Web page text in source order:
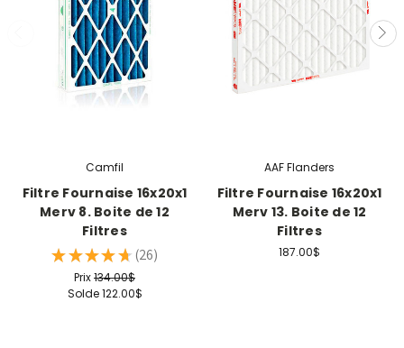
Camfil
Filtre Fournaise 16x20x1
Merv 8. Boite de 12
Filtres
★ ★ ★ ★ ★ 26
26
Prix134.00$
Solde122.00$
AAF Flanders
Filtre Fournaise 16x20x1
Merv 13. Boite de 12
Filtres
187.00$